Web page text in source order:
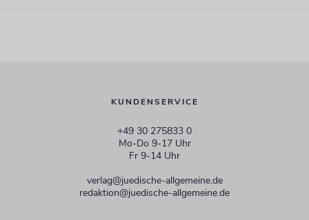
KUNDENSERVICE
+49 30 275833 0
Mo-Do 9-17 Uhr
Fr 9-14 Uhr
verlag@juedische-allgemeine.de
redaktion@juedische-allgemeine.de